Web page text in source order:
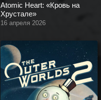
Atomic Heart: «Кровь на
Хрустале»
16 апреля 2026